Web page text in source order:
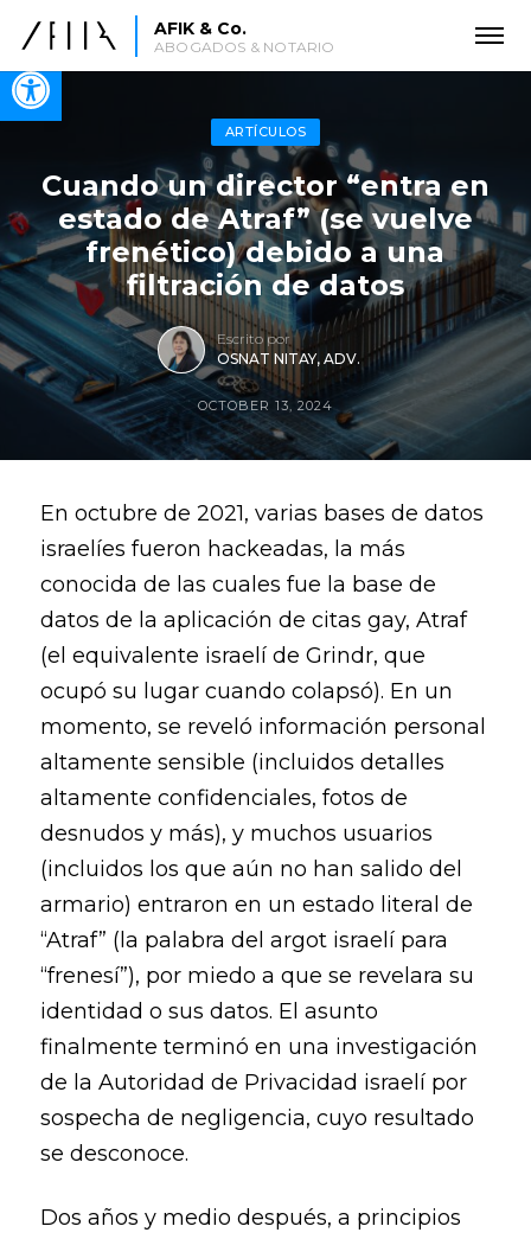
Open toolbar
AFIK & Co.
ABOGADOS & NOTARIO
ARTÍCULOS
Cuando un director “entra en
estado de Atraf” (se vuelve
frenético) debido a una
filtración de datos
Escrito por
OSNAT NITAY, ADV.
OCTOBER 13, 2024
En octubre de 2021, varias bases de datos
israelíes fueron hackeadas, la más
conocida de las cuales fue la base de
datos de la aplicación de citas gay, Atraf
(el equivalente israelí de Grindr, que
ocupó su lugar cuando colapsó). En un
momento, se reveló información personal
altamente sensible (incluidos detalles
altamente confidenciales, fotos de
desnudos y más), y muchos usuarios
(incluidos los que aún no han salido del
armario) entraron en un estado literal de
“Atraf” (la palabra del argot israelí para
“frenesí”), por miedo a que se revelara su
identidad o sus datos. El asunto
finalmente terminó en una investigación
de la Autoridad de Privacidad israelí por
sospecha de negligencia, cuyo resultado
se desconoce.
Dos años y medio después, a principios